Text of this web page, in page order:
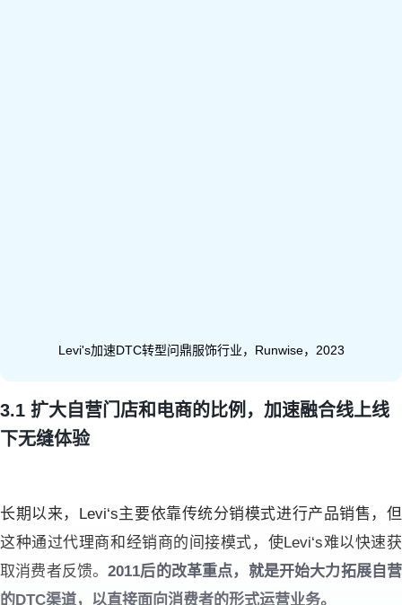
Levi's加速DTC转型问鼎服饰行业，Runwise，2023
3.1 扩大自营门店和电商的比例，加速融合线上线
下无缝体验
长期以来，Levi‘s主要依靠传统分销模式进行产品销售，但
这种通过代理商和经销商的间接模式，使Levi‘s难以快速获
取消费者反馈。2011后的改革重点，就是开始大力拓展自营
的DTC渠道，以直接面向消费者的形式运营业务。